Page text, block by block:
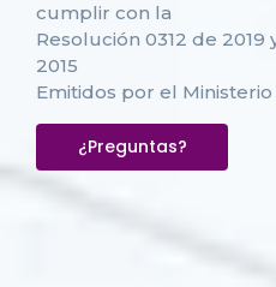
cumplir con la
Resolución 0312 de 2019
2015
Emitidos por el Ministerio
¿Preguntas?